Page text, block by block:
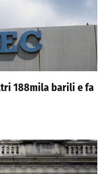
188mila barili e fa